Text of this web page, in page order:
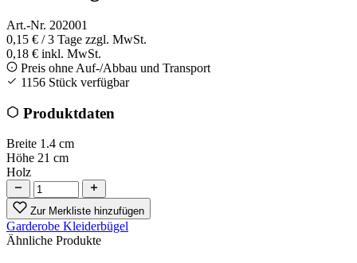
Art.-Nr. 202001
0,15 € / 3 Tage zzgl. MwSt.
0,18 € inkl. MwSt.
Preis ohne Auf-/Abbau und Transport
1156 Stück verfügbar
Produktdaten
Breite 1.4 cm
Höhe 21 cm
Holz
Zur Merkliste hinzufügen
Garderobe Kleiderbügel
Ähnliche Produkte